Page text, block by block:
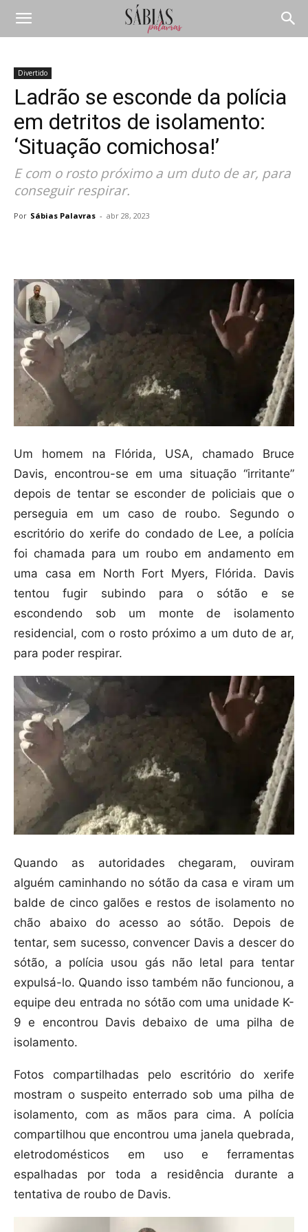
Divertido
Ladrão se esconde da polícia
em detritos de isolamento:
‘Situação comichosa!’
E com o rosto próximo a um duto de ar, para
conseguir respirar.
Por Sábias Palavras - abr 28, 2023
Um homem na Flórida, USA, chamado Bruce
Davis, encontrou-se em uma situação “irritante”
depois de tentar se esconder de policiais que o
perseguia em um caso de roubo. Segundo o
escritório do xerife do condado de Lee, a polícia
foi chamada para um roubo em andamento em
uma casa em North Fort Myers, Flórida. Davis
tentou fugir subindo para o sótão e se
escondendo sob um monte de isolamento
residencial, com o rosto próximo a um duto de ar,
para poder respirar.
Quando as autoridades chegaram, ouviram
alguém caminhando no sótão da casa e viram um
balde de cinco galões e restos de isolamento no
chão abaixo do acesso ao sótão. Depois de
tentar, sem sucesso, convencer Davis a descer do
sótão, a polícia usou gás não letal para tentar
expulsá-lo. Quando isso também não funcionou, a
equipe deu entrada no sótão com uma unidade K-
9 e encontrou Davis debaixo de uma pilha de
isolamento.
Fotos compartilhadas pelo escritório do xerife
mostram o suspeito enterrado sob uma pilha de
isolamento, com as mãos para cima. A polícia
compartilhou que encontrou uma janela quebrada,
eletrodomésticos em uso e ferramentas
espalhadas por toda a residência durante a
tentativa de roubo de Davis.